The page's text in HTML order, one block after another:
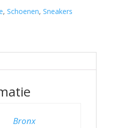
, Schoenen, Sneakers
Bronx